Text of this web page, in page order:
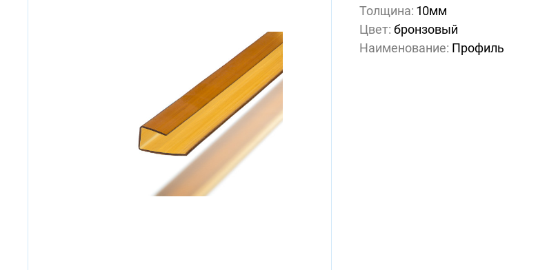
Толщина: 10мм
Цвет: бронзовый
Наименование: Профиль